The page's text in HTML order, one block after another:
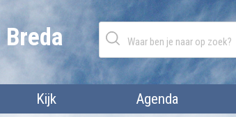
Breda
Kijk Agenda